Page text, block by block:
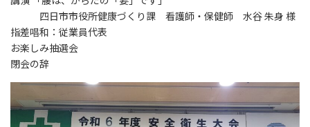
四日市市役所健康づくり課 看護師・保健師 水谷 朱身 様
指差唱和：従業員代表
お楽しみ抽選会
閉会の辞